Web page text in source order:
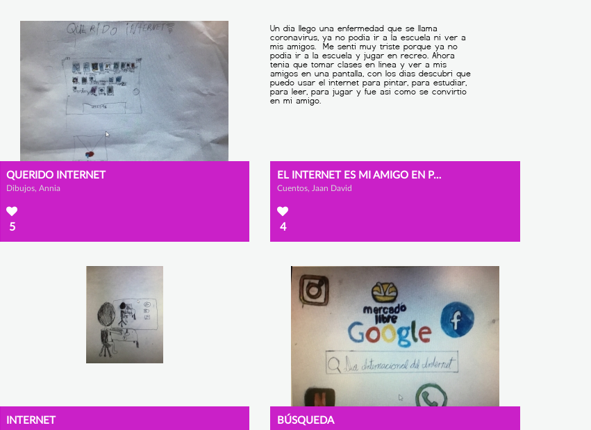
QUERIDO INTERNET
Dibujos, Annia
5
EL INTERNET ES MI AMIGO EN PANDEMIA
Cuentos, Jaan David
4
INTERNET BÚSQUEDA